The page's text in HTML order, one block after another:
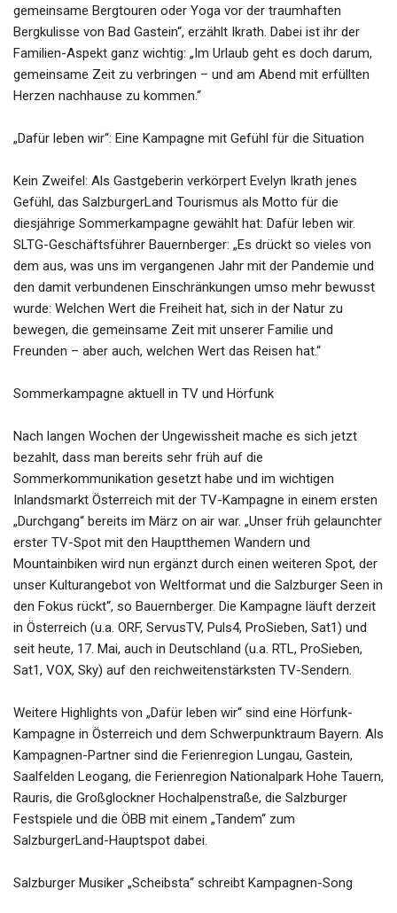
gemeinsame Bergtouren oder Yoga vor der traumhaften
Bergkulisse von Bad Gastein“, erzählt Ikrath. Dabei ist ihr der
Familien-Aspekt ganz wichtig: „Im Urlaub geht es doch darum,
gemeinsame Zeit zu verbringen – und am Abend mit erfüllten
Herzen nachhause zu kommen.“
„Dafür leben wir“: Eine Kampagne mit Gefühl für die Situation
Kein Zweifel: Als Gastgeberin verkörpert Evelyn Ikrath jenes
Gefühl, das SalzburgerLand Tourismus als Motto für die
diesjährige Sommerkampagne gewählt hat: Dafür leben wir.
SLTG-Geschäftsführer Bauernberger: „Es drückt so vieles von
dem aus, was uns im vergangenen Jahr mit der Pandemie und
den damit verbundenen Einschränkungen umso mehr bewusst
wurde: Welchen Wert die Freiheit hat, sich in der Natur zu
bewegen, die gemeinsame Zeit mit unserer Familie und
Freunden – aber auch, welchen Wert das Reisen hat.“
Sommerkampagne aktuell in TV und Hörfunk
Nach langen Wochen der Ungewissheit mache es sich jetzt
bezahlt, dass man bereits sehr früh auf die
Sommerkommunikation gesetzt habe und im wichtigen
Inlandsmarkt Österreich mit der TV-Kampagne in einem ersten
„Durchgang“ bereits im März on air war. „Unser früh gelaunchter
erster TV-Spot mit den Hauptthemen Wandern und
Mountainbiken wird nun ergänzt durch einen weiteren Spot, der
unser Kulturangebot von Weltformat und die Salzburger Seen in
den Fokus rückt“, so Bauernberger. Die Kampagne läuft derzeit
in Österreich (u.a. ORF, ServusTV, Puls4, ProSieben, Sat1) und
seit heute, 17. Mai, auch in Deutschland (u.a. RTL, ProSieben,
Sat1, VOX, Sky) auf den reichweitenstärksten TV-Sendern.
Weitere Highlights von „Dafür leben wir“ sind eine Hörfunk-
Kampagne in Österreich und dem Schwerpunktraum Bayern. Als
Kampagnen-Partner sind die Ferienregion Lungau, Gastein,
Saalfelden Leogang, die Ferienregion Nationalpark Hohe Tauern,
Rauris, die Großglockner Hochalpenstraße, die Salzburger
Festspiele und die ÖBB mit einem „Tandem“ zum
SalzburgerLand-Hauptspot dabei.
Salzburger Musiker „Scheibsta“ schreibt Kampagnen-Song